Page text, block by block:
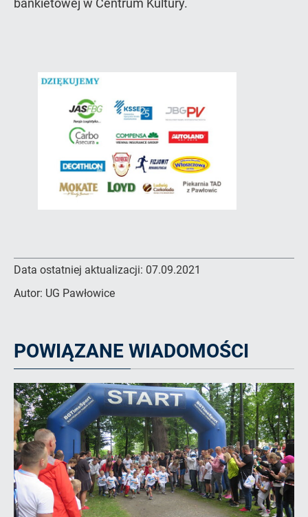
bankietowej w Centrum Kultury.
Data ostatniej aktualizacji: 07.09.2021
Autor: UG Pawłowice
POWIĄZANE WIADOMOŚCI